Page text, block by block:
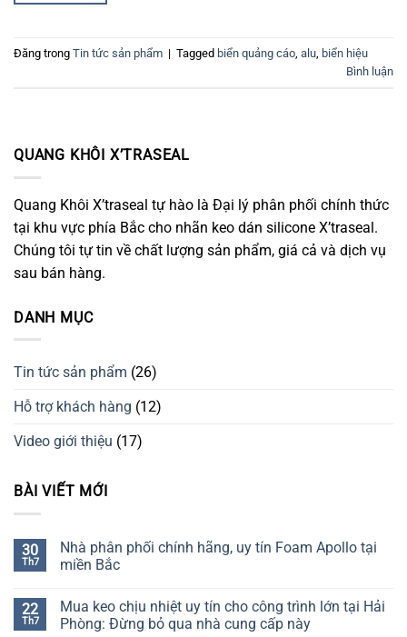
Đăng trong Tin tức sản phẩm | Tagged biển quảng cáo alu biển hiệu
Bình luận
QUANG KHÔI X’TRASEAL
Quang Khôi X’traseal tự hào là Đại lý phân phối chính thức
tại khu vực phía Bắc cho nhãn keo dán silicone X’traseal.
Chúng tôi tự tin về chất lượng sản phẩm, giá cả và dịch vụ
sau bán hàng.
DANH MỤC
Tin tức sản phẩm (26)
Hỗ trợ khách hàng (12)
Video giới thiệu (17)
BÀI VIẾT MỚI
30
Th7
Nhà phân phối chính hãng, uy tín Foam Apollo tại
miền Bắc
bình
luận
ở
22
Th7
Mua keo chịu nhiệt uy tín cho công trình lớn tại Hải
Phòng: Đừng bỏ qua nhà cung cấp này